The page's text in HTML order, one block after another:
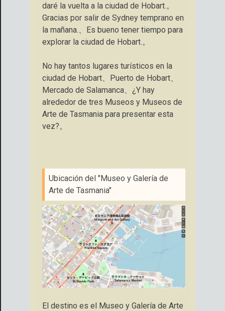
daré la vuelta a la ciudad de Hobart.。
Gracias por salir de Sydney temprano en
la mañana.、Es bueno tener tiempo para
explorar la ciudad de Hobart.。
No hay tantos lugares turísticos en la
ciudad de Hobart、Puerto de Hobart、
Mercado de Salamanca、¿Y hay
alrededor de tres Museos y Museos de
Arte de Tasmania para presentar esta
vez?。
Ubicación del "Museo y Galería de
Arte de Tasmania"
El destino es el Museo y Galería de Arte